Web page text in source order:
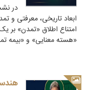
در
ابعاد تاریخی، معرفتی و
امتناع اطلاق «تمدن» بر
«هسته معنایی» و «بیمه